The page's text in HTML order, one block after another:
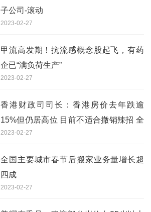
子公司-滚动
2023-02-27
甲流高发期！抗流感概念股起飞，有药
企已“满负荷生产”
2023-02-27
香港财政司司长：香港房价去年跌逾
15%但仍居高位 目前不适合撤销辣招 全
球聚看点
2023-02-27
全国主要城市春节后搬家业务量增长超
四成
2023-02-27